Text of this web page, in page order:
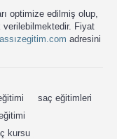
optimize edilmiş olup,
verilebilmektedir. Fiyat
adresini
saç eğitimleri
kursu